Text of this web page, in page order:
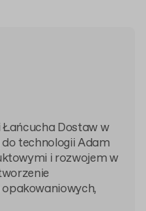
Dostaw w
do technologii Adam
i rozwojem w